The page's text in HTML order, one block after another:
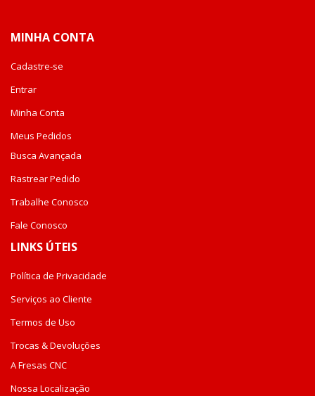
MINHA CONTA
Cadastre-se
Entrar
Minha Conta
Meus Pedidos
Busca Avançada
Rastrear Pedido
Trabalhe Conosco
Fale Conosco
LINKS ÚTEIS
Política de Privacidade
Serviços ao Cliente
Termos de Uso
Trocas & Devoluções
A Fresas CNC
Nossa Localização